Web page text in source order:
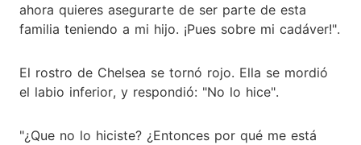
ahora quieres asegurarte de ser parte de esta
familia teniendo a mi hijo. ¡Pues sobre mi cadáver!".
El rostro de Chelsea se tornó rojo. Ella se mordió
el labio inferior, y respondió: "No lo hice".
"¿Que no lo hiciste? ¿Entonces por qué me está